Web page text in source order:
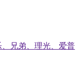
兄弟、理光、爱普